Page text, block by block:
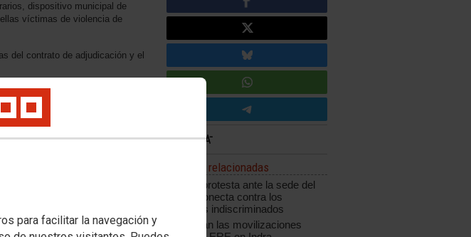
para facilitar la navegación y
dispositivo municipal de
víctimas de violencia de
del contrato de adjudicación y el
de Geranios hasta que se
de que si se alarga esta
salir del recurso. La plantilla de
derecho. Y todo ello en una
en plazo un servicio o la
la muy conocida en la
Noticias relacionadas
CCOO protesta ante la sede del
grupo Konecta contra los
despidos indiscriminados
Continúan las movilizaciones